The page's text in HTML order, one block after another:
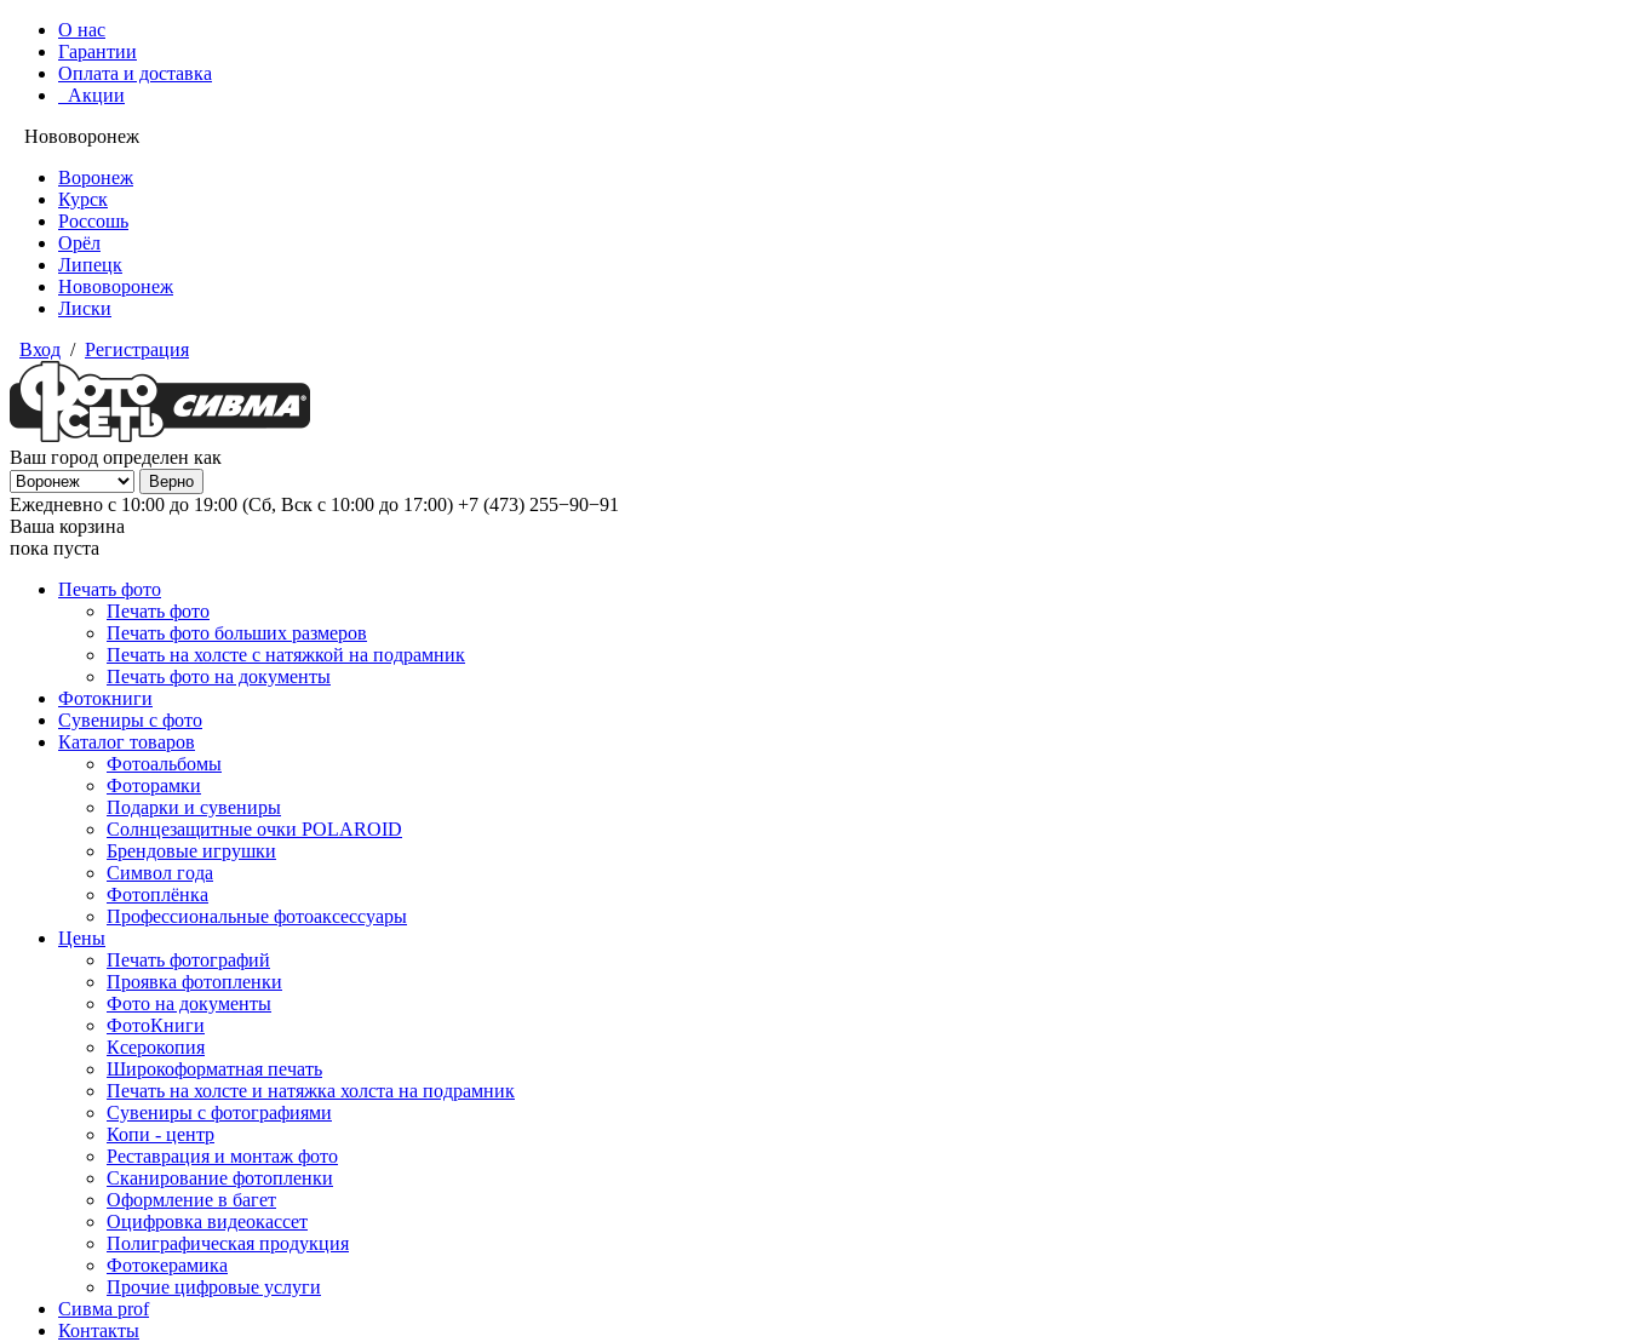
О нас
Гарантии
Оплата и доставка
Акции
Нововоронеж
Воронеж
Курск
Россошь
Орёл
Липецк
Нововоронеж
Лиски
Вход / Регистрация
Ваш город определен как
Ежедневно с 10:00 до 19:00 (Сб, Вск с 10:00 до 17:00) +7 (473) 255−90−91
Ваша корзина
пока пуста
Печать фото
Печать фото
Печать фото больших размеров
Печать на холсте с натяжкой на подрамник
Печать фото на документы
Фотокниги
Сувениры с фото
Каталог товаров
Фотоальбомы
Фоторамки
Подарки и сувениры
Солнцезащитные очки POLAROID
Брендовые игрушки
Символ года
Фотоплёнка
Профессиональные фотоаксессуары
Цены
Печать фотографий
Проявка фотопленки
Фото на документы
ФотоКниги
Ксерокопия
Широкоформатная печать
Печать на холсте и натяжка холста на подрамник
Сувениры с фотографиями
Копи - центр
Реставрация и монтаж фото
Сканирование фотопленки
Оформление в багет
Оцифровка видеокассет
Полиграфическая продукция
Фотокерамика
Прочие цифровые услуги
Сивма prof
Контакты